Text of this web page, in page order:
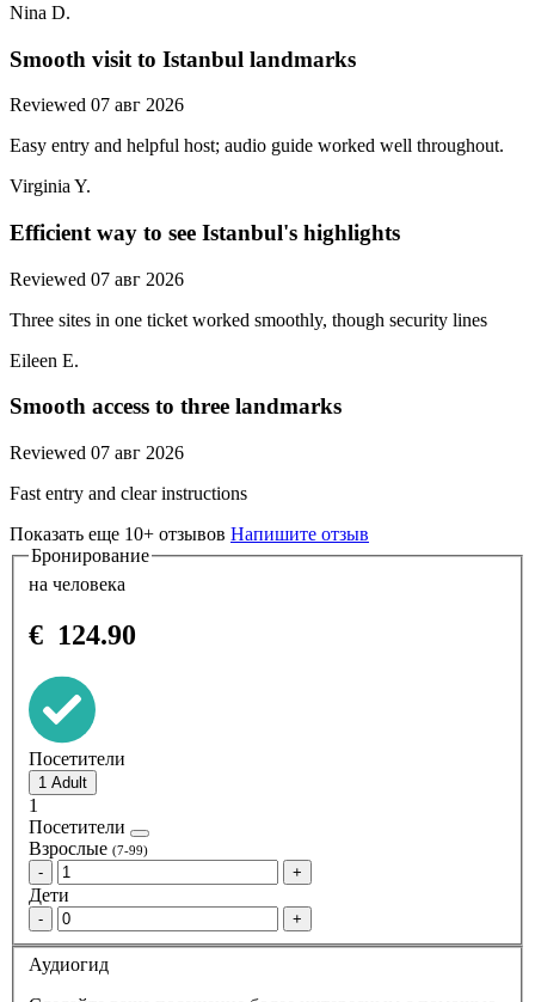
Nina D.
Smooth visit to Istanbul landmarks
Reviewed 07 авг 2026
Easy entry and helpful host; audio guide worked well throughout.
Virginia Y.
Efficient way to see Istanbul's highlights
Reviewed 07 авг 2026
Three sites in one ticket worked smoothly, though security lines
Eileen E.
Smooth access to three landmarks
Reviewed 07 авг 2026
Fast entry and clear instructions
Показать еще 10+ отзывов Напишите отзыв
Бронирование
на человека
€ 124.90
Посетители
1
Посетители
Взрослые (7-99)
- +
Дети
- +
Аудиогид